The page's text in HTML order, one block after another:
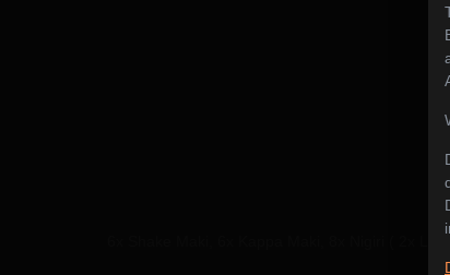
6x Shake Maki, 6x Kappa Maki, 8x Nigiri ( 2x